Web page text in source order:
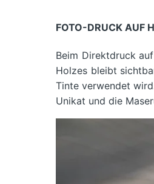
FOTO-DRUCK AUF
Beim Direktdruck
Holzes bleibt
Tinte verwendet
Unikat und die